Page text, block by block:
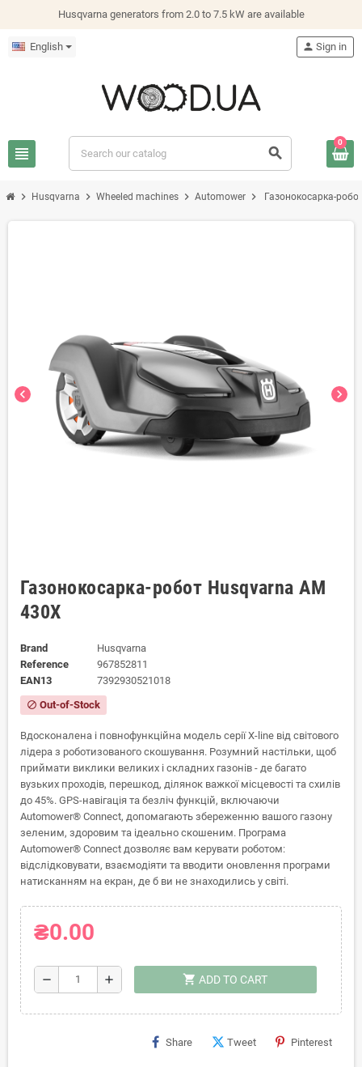
Husqvarna generators from 2.0 to 7.5 kW are available
English
view_headline search
person Sign in
0
chevron_right Husqvarna chevron_right Wheeled machines chevron_right Automower chevron_right Газонокосарка-
chevron_left chevron_right
Газонокосарка-робот Husqvarna AM
430Х
Brand
Husqvarna
Reference
967852811
EAN13
7392930521018
block Out-of-Stock
Вдосконалена і повнофункційна модель серії X-line від світового
лідера з роботизованого скошування. Розумний настільки, щоб
приймати виклики великих і складних газонів - де багато
вузьких проходів, перешкод, ділянок важкої місцевості та схилів
до 45%. GPS-навігація та безліч функцій, включаючи
Automower® Connect, допомагають збереженню вашого газону
зеленим, здоровим та ідеально скошеним. Програма
Automower® Connect дозволяє вам керувати роботом:
відслідковувати, взаємодіяти та вводити оновлення програми
натисканням на екран, де б ви не знаходились у світі.
₴0.00
remove add shopping_cart ADD TO CART
Share Tweet Pinterest